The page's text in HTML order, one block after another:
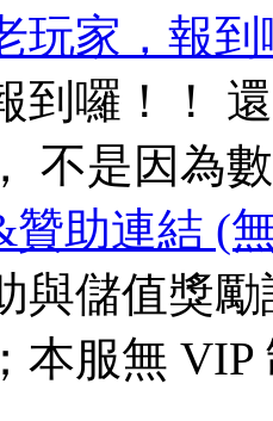
玩家，報
到囉！！
不是因為
贊助連結 (
與儲值獎
本服無 VIP